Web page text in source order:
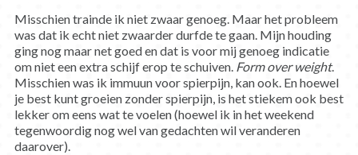
Misschien trainde ik niet zwaar genoeg. Maar het probleem
was dat ik echt niet zwaarder durfde te gaan. Mijn houding
ging nog maar net goed en dat is voor mij genoeg indicatie
om niet een extra schijf erop te schuiven. Form over weight.
Misschien was ik immuun voor spierpijn, kan ook. En hoewel
je best kunt groeien zonder spierpijn, is het stiekem ook best
lekker om eens wat te voelen (hoewel ik in het weekend
tegenwoordig nog wel van gedachten wil veranderen
daarover).